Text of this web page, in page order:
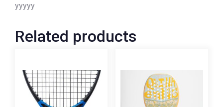
yyyyy
Related products